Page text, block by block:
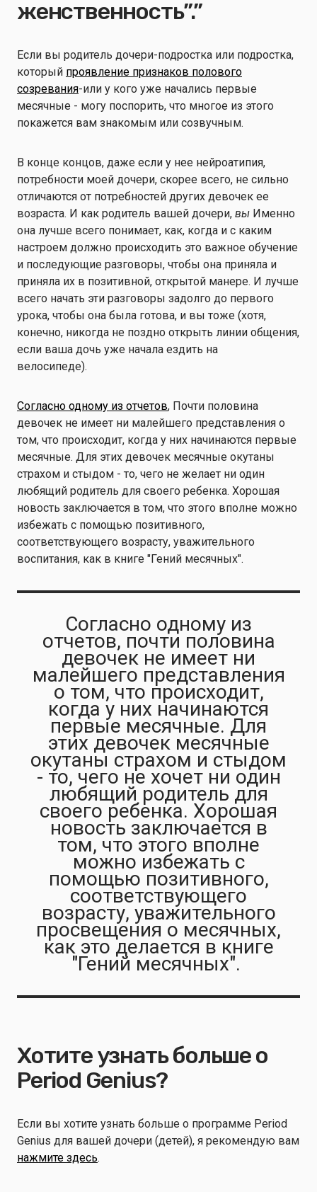
женственность”.”
Если вы родитель дочери-подростка или подростка,
который проявление признаков полового
созревания-или у кого уже начались первые
месячные - могу поспорить, что многое из этого
покажется вам знакомым или созвучным.
В конце концов, даже если у нее нейроатипия,
потребности моей дочери, скорее всего, не сильно
отличаются от потребностей других девочек ее
возраста. И как родитель вашей дочери, вы Именно
она лучше всего понимает, как, когда и с каким
настроем должно происходить это важное обучение
и последующие разговоры, чтобы она приняла и
приняла их в позитивной, открытой манере. И лучше
всего начать эти разговоры задолго до первого
урока, чтобы она была готова, и вы тоже (хотя,
конечно, никогда не поздно открыть линии общения,
если ваша дочь уже начала ездить на
велосипеде).
Согласно одному из отчетов, Почти половина
девочек не имеет ни малейшего представления о
том, что происходит, когда у них начинаются первые
месячные. Для этих девочек месячные окутаны
страхом и стыдом - то, чего не желает ни один
любящий родитель для своего ребенка. Хорошая
новость заключается в том, что этого вполне можно
избежать с помощью позитивного,
соответствующего возрасту, уважительного
воспитания, как в книге "Гений месячных".
Согласно одному из
отчетов, почти половина
девочек не имеет ни
малейшего представления
о том, что происходит,
когда у них начинаются
первые месячные. Для
этих девочек месячные
окутаны страхом и стыдом
- то, чего не хочет ни один
любящий родитель для
своего ребенка. Хорошая
новость заключается в
том, что этого вполне
можно избежать с
помощью позитивного,
соответствующего
возрасту, уважительного
просвещения о месячных,
как это делается в книге
"Гений месячных".
Хотите узнать больше о
Period Genius?
Если вы хотите узнать больше о программе Period
Genius для вашей дочери (детей), я рекомендую вам
нажмите здесь.